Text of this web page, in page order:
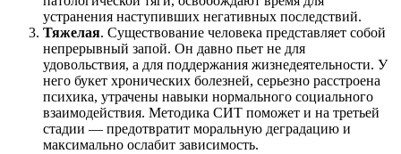
устранения наступивших негативных последствий.
Тяжелая. Существование человека представляет собой
непрерывный запой. Он давно пьет не для
удовольствия, а для поддержания жизнедеятельности. У
него букет хронических болезней, серьезно расстроена
психика, утрачены навыки нормального социального
взаимодействия. Методика СИТ поможет и на третьей
стадии — предотвратит моральную деградацию и
максимально ослабит зависимость.